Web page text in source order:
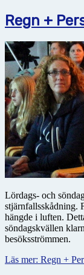
Regn +
Lördags- och
stjärnfallsskådning.
hängde i luften.
söndagskvällen
besöksströmmen.
Läs mer: Regn +